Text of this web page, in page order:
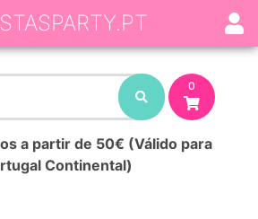
0
a partir de 50€ (Válido para
Continental)